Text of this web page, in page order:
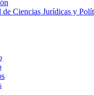
de Ciencias Jurídicas y